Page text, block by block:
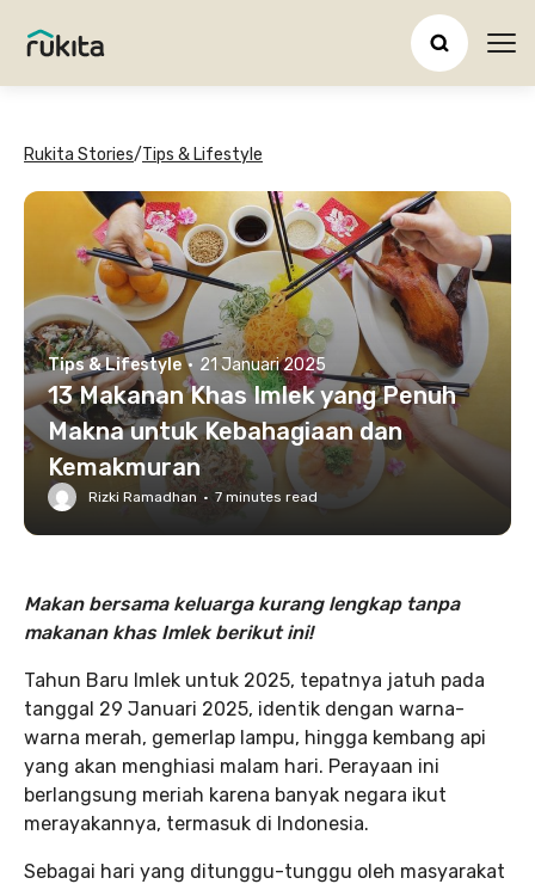
Rukita Stories/Tips & Lifestyle
Tips & Lifestyle · 21 Januari 2025
13 Makanan Khas Imlek yang Penuh
Makna untuk Kebahagiaan dan
Kemakmuran
Rizki Ramadhan · 7 minutes read
Makan bersama keluarga kurang lengkap tanpa
makanan khas Imlek berikut ini!
Tahun Baru Imlek untuk 2025, tepatnya jatuh pada
tanggal 29 Januari 2025, identik dengan warna-
warna merah, gemerlap lampu, hingga kembang api
yang akan menghiasi malam hari. Perayaan ini
berlangsung meriah karena banyak negara ikut
merayakannya, termasuk di Indonesia.
Sebagai hari yang ditunggu-tunggu oleh masyarakat